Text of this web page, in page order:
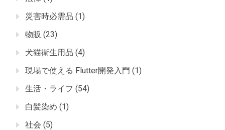
災害時必需品 (1)
物販 (23)
犬猫衛生用品 (4)
現場で使える Flutter開発入門 (1)
生活・ライフ (54)
白髪染め (1)
社会 (5)